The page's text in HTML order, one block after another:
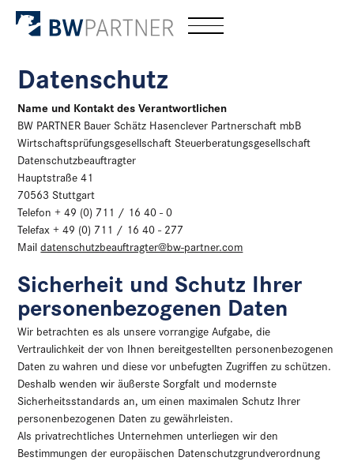
Datenschutz
Name und Kontakt des Verantwortlichen
BW PARTNER Bauer Schätz Hasenclever Partnerschaft mbB
Wirtschaftsprüfungsgesellschaft Steuerberatungsgesellschaft
Datenschutzbeauftragter
Hauptstraße 41
70563 Stuttgart
Telefon + 49 (0) 711 / 16 40 - 0
Telefax + 49 (0) 711 / 16 40 - 277
Maildatenschutzbeauftragter@bw-partner.com
Sicherheit und Schutz Ihrer
personenbezogenen Daten
Wir betrachten es als unsere vorrangige Aufgabe, die
Vertraulichkeit der von Ihnen bereitgestellten personenbezogenen
Daten zu wahren und diese vor unbefugten Zugriffen zu schützen.
Deshalb wenden wir äußerste Sorgfalt und modernste
Sicherheitsstandards an, um einen maximalen Schutz Ihrer
personenbezogenen Daten zu gewährleisten.
Als privatrechtliches Unternehmen unterliegen wir den
Bestimmungen der europäischen Datenschutzgrundverordnung